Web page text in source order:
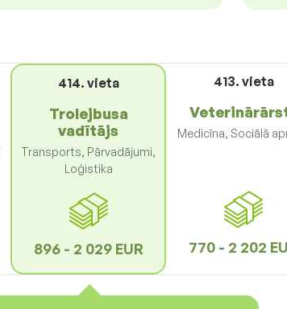
414. vieta
Trolejbusa
vadītājs
Transports, Pārvadājumi,
Loģistika
896 - 2 029 EUR
413. vieta
Medicīna, Sociālā
770 - 2 202